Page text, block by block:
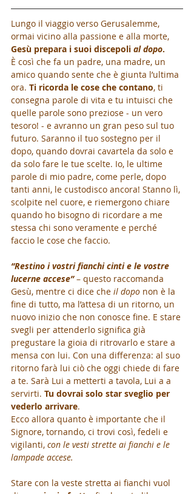
Lungo il viaggio verso Gerusalemme,
ormai vicino alla passione e alla morte,
Gesù prepara i suoi discepoli al dopo.
È così che fa un padre, una madre, un
amico quando sente che è giunta l’ultima
ora. Ti ricorda le cose che contano, ti
consegna parole di vita e tu intuisci che
quelle parole sono preziose - un vero
tesoro! - e avranno un gran peso sul tuo
futuro. Saranno il tuo sostegno per il
dopo, quando dovrai cavartela da solo e
da solo fare le tue scelte. Io, le ultime
parole di mio padre, come perle, dopo
tanti anni, le custodisco ancora! Stanno lì,
scolpite nel cuore, e riemergono chiare
quando ho bisogno di ricordare a me
stessa chi sono veramente e perché
faccio le cose che faccio.
“Restino i vostri fianchi cinti e le vostre
lucerne accese” – questo raccomanda
Gesù, mentre ci dice che il dopo non è la
fine di tutto, ma l’attesa di un ritorno, un
nuovo inizio che non conosce fine. E stare
svegli per attenderlo significa già
pregustare la gioia di ritrovarlo e stare a
mensa con lui. Con una differenza: al suo
ritorno farà lui ciò che oggi chiede di fare
a te. Sarà Lui a metterti a tavola, Lui a a
servirti. Tu dovrai solo star sveglio per
vederlo arrivare.
Ecco allora quanto è importante che il
Signore, tornando, ci trovi così, fedeli e
vigilanti, con le vesti strette ai fianchi e le
lampade accese.
Stare con la veste stretta ai fianchi vuol